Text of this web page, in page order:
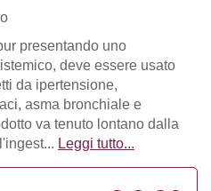
presentando uno
deve essere usato
da ipertensione,
asma bronchiale e
va tenuto lontano dalla
Leggi tutto...